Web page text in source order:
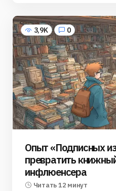
3,9K 0
Опыт «Подписных
превратить
инфлюенсера
Читать 12 минут